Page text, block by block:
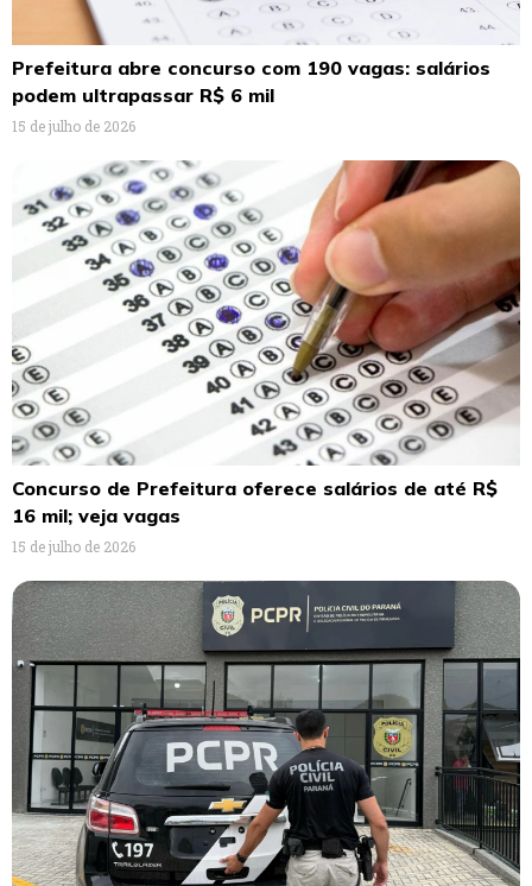
Prefeitura abre concurso com 190 vagas: salários
podem ultrapassar R$ 6 mil
15 de julho de 2026
Concurso de Prefeitura oferece salários de até R$
16 mil; veja vagas
15 de julho de 2026